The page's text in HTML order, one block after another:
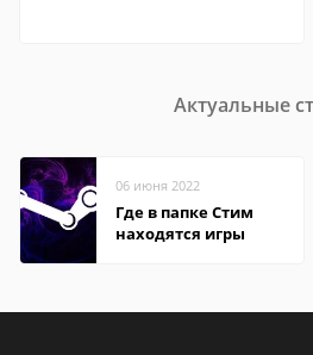
Актуальные
06 июня 2022
Где в папке Стим
находятся игры